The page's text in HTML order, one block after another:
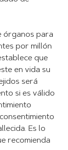
órganos para
por millón
que
en vida su
será
si es válido
Es lo
recomienda